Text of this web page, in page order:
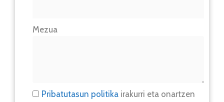
Mezua
Pribatutasun politika irakurri eta onartzen